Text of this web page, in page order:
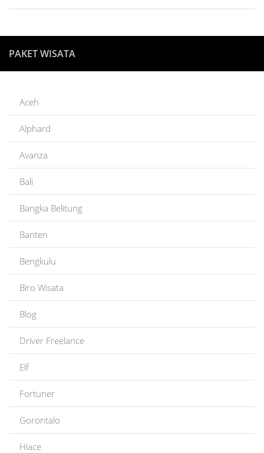
PAKET WISATA
Aceh
Alphard
Avanza
Bali
Bangka Belitung
Banten
Bengkulu
Biro Wisata
Blog
Driver Freelance
Elf
Fortuner
Gorontalo
Hiace